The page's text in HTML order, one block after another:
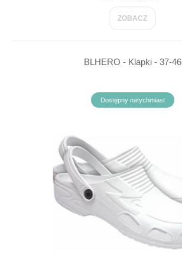
ZOBACZ
BLHERO - Klapki - 37-46
Dostępny natychmiast